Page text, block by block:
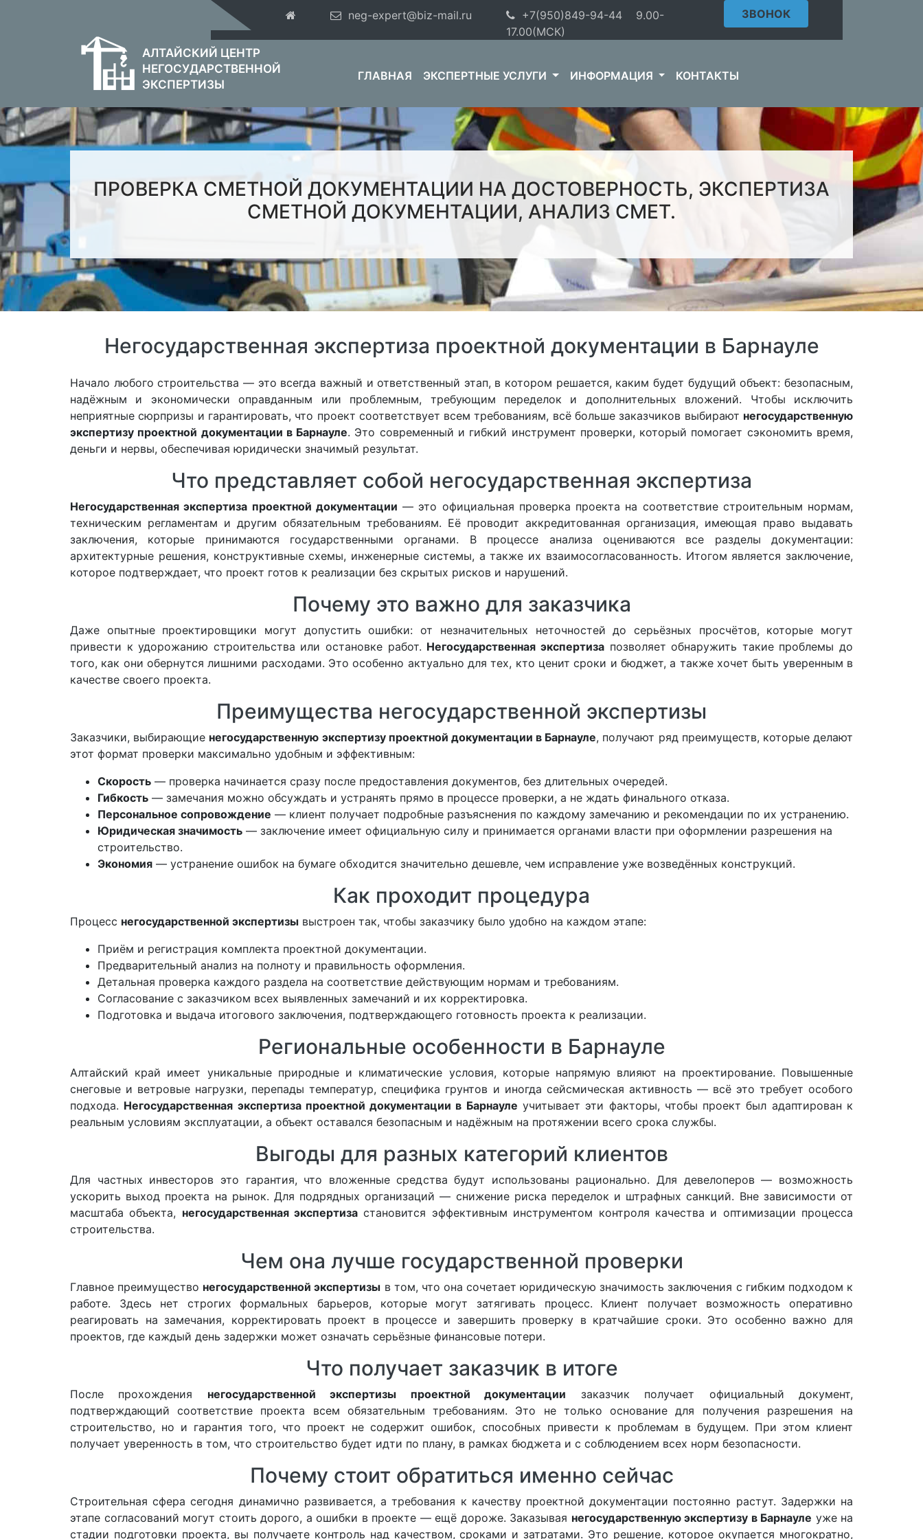
neg-expert@biz-mail.ru
+7(950)849-94-44 9.00-
17.00(МСК)
ЗВОНОК
АЛТАЙСКИЙ ЦЕНТР
НЕГОСУДАРСТВЕННОЙ
ЭКСПЕРТИЗЫ
ГЛАВНАЯ ЭКСПЕРТНЫЕ УСЛУГИ ИНФОРМАЦИЯ КОНТАКТЫ
ПРОВЕРКА СМЕТНОЙ ДОКУМЕНТАЦИИ НА ДОСТОВЕРНОСТЬ, ЭКСПЕРТИЗА
СМЕТНОЙ ДОКУМЕНТАЦИИ, АНАЛИЗ СМЕТ.
Негосударственная экспертиза проектной документации в Барнауле
Начало любого строительства — это всегда важный и ответственный этап, в котором решается, каким будет будущий объект: безопасным,
надёжным и экономически оправданным или проблемным, требующим переделок и дополнительных вложений. Чтобы исключить
неприятные сюрпризы и гарантировать, что проект соответствует всем требованиям, всё больше заказчиков выбирают негосударственную
экспертизу проектной документации в Барнауле. Это современный и гибкий инструмент проверки, который помогает сэкономить время,
деньги и нервы, обеспечивая юридически значимый результат.
Что представляет собой негосударственная экспертиза
Негосударственная экспертиза проектной документации — это официальная проверка проекта на соответствие строительным нормам,
техническим регламентам и другим обязательным требованиям. Её проводит аккредитованная организация, имеющая право выдавать
заключения, которые принимаются государственными органами. В процессе анализа оцениваются все разделы документации:
архитектурные решения, конструктивные схемы, инженерные системы, а также их взаимосогласованность. Итогом является заключение,
которое подтверждает, что проект готов к реализации без скрытых рисков и нарушений.
Почему это важно для заказчика
Даже опытные проектировщики могут допустить ошибки: от незначительных неточностей до серьёзных просчётов, которые могут
привести к удорожанию строительства или остановке работ. Негосударственная экспертизапозволяет обнаружить такие проблемы до
того, как они обернутся лишними расходами. Это особенно актуально для тех, кто ценит сроки и бюджет, а также хочет быть уверенным в
качестве своего проекта.
Преимущества негосударственной экспертизы
Заказчики, выбирающие негосударственную экспертизу проектной документации в Барнауле, получают ряд преимуществ, которые делают
этот формат проверки максимально удобным и эффективным:
Скорость — проверка начинается сразу после предоставления документов, без длительных очередей.
Гибкость — замечания можно обсуждать и устранять прямо в процессе проверки, а не ждать финального отказа.
Персональное сопровождение — клиент получает подробные разъяснения по каждому замечанию и рекомендации по их устранению.
Юридическая значимость — заключение имеет официальную силу и принимается органами власти при оформлении разрешения на
строительство.
Экономия — устранение ошибок на бумаге обходится значительно дешевле, чем исправление уже возведённых конструкций.
Как проходит процедура
Процесс негосударственной экспертизы выстроен так, чтобы заказчику было удобно на каждом этапе:
Приём и регистрация комплекта проектной документации.
Предварительный анализ на полноту и правильность оформления.
Детальная проверка каждого раздела на соответствие действующим нормам и требованиям.
Согласование с заказчиком всех выявленных замечаний и их корректировка.
Подготовка и выдача итогового заключения, подтверждающего готовность проекта к реализации.
Региональные особенности в Барнауле
Алтайский край имеет уникальные природные и климатические условия, которые напрямую влияют на проектирование. Повышенные
снеговые и ветровые нагрузки, перепады температур, специфика грунтов и иногда сейсмическая активность — всё это требует особого
подхода. Негосударственная экспертиза проектной документации в Барнауле учитывает эти факторы, чтобы проект был адаптирован к
реальным условиям эксплуатации, а объект оставался безопасным и надёжным на протяжении всего срока службы.
Выгоды для разных категорий клиентов
Для частных инвесторов это гарантия, что вложенные средства будут использованы рационально. Для девелоперов — возможность
ускорить выход проекта на рынок. Для подрядных организаций — снижение риска переделок и штрафных санкций. Вне зависимости от
масштаба объекта, негосударственная экспертиза становится эффективным инструментом контроля качества и оптимизации процесса
строительства.
Чем она лучше государственной проверки
Главное преимущество негосударственной экспертизы в том, что она сочетает юридическую значимость заключения с гибким подходом к
работе. Здесь нет строгих формальных барьеров, которые могут затягивать процесс. Клиент получает возможность оперативно
реагировать на замечания, корректировать проект в процессе и завершить проверку в кратчайшие сроки. Это особенно важно для
проектов, где каждый день задержки может означать серьёзные финансовые потери.
Что получает заказчик в итоге
После прохождения негосударственной экспертизы проектной документации заказчик получает официальный документ,
подтверждающий соответствие проекта всем обязательным требованиям. Это не только основание для получения разрешения на
строительство, но и гарантия того, что проект не содержит ошибок, способных привести к проблемам в будущем. При этом клиент
получает уверенность в том, что строительство будет идти по плану, в рамках бюджета и с соблюдением всех норм безопасности.
Почему стоит обратиться именно сейчас
Строительная сфера сегодня динамично развивается, а требования к качеству проектной документации постоянно растут. Задержки на
этапе согласований могут стоить дорого, а ошибки в проекте — ещё дороже. Заказывая негосударственную экспертизу в Барнауле уже на
стадии подготовки проекта, вы получаете контроль над качеством, сроками и затратами. Это решение, которое окупается многократно,